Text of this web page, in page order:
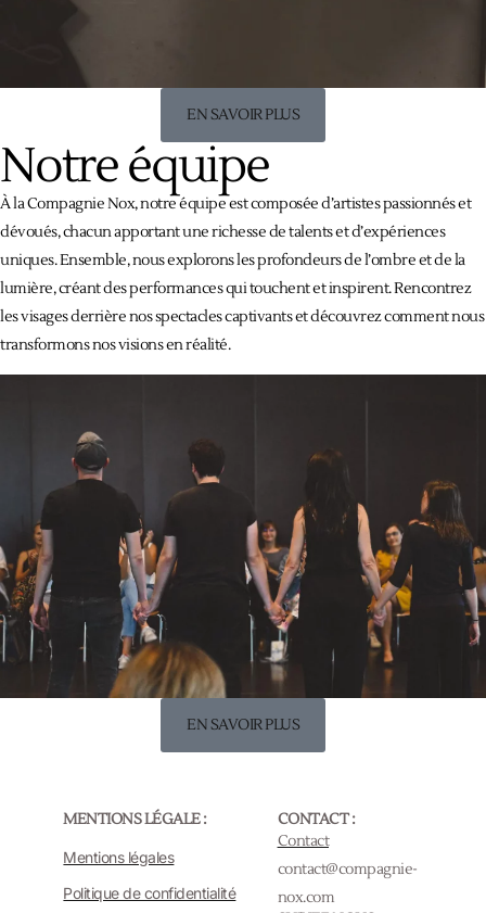
EN SAVOIR PLUS
Notre équipe
À la Compagnie Nox, notre équipe est composée d’artistes passionnés et
dévoués, chacun apportant une richesse de talents et d’expériences
uniques. Ensemble, nous explorons les profondeurs de l’ombre et de la
lumière, créant des performances qui touchent et inspirent. Rencontrez
les visages derrière nos spectacles captivants et découvrez comment nous
transformons nos visions en réalité.
EN SAVOIR PLUS
MENTIONS LÉGALE :
Mentions légales
Politique de confidentialité
CONTACT :
Contact
contact@compagnie-
nox.com